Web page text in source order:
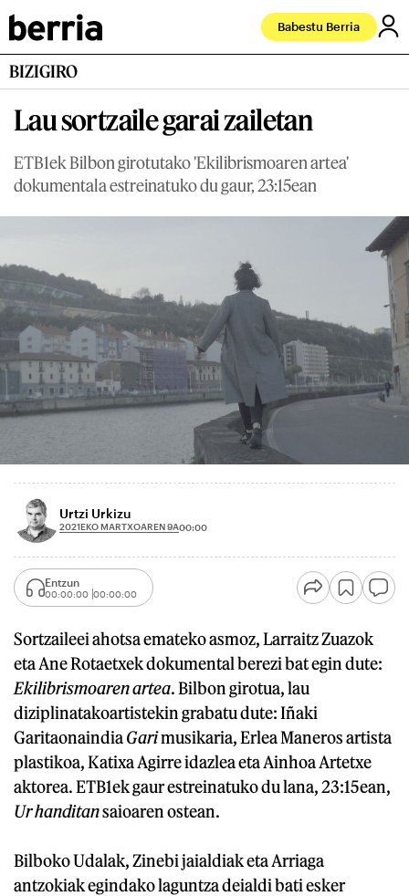
Babestu Berria
BIZIGIRO
Lau sortzaile garai zailetan
ETB1ek Bilbon girotutako 'Ekilibrismoaren artea'
dokumentala estreinatuko du gaur, 23:15ean
Urtzi Urkizu
2021EKO MARTXOAREN 9A00:00
Entzun
00:00:00 00:00:00
Sortzaileei ahotsa emateko asmoz, Larraitz Zuazok
eta Ane Rotaetxek dokumental berezi bat egin dute:
Ekilibrismoaren artea. Bilbon girotua, lau
diziplinatakoartistekin grabatu dute: Iñaki
GaritaonaindiaGarimusikaria, Erlea Maneros artista
plastikoa, Katixa Agirre idazlea eta Ainhoa Artetxe
aktorea. ETB1ek gaur estreinatuko du lana, 23:15ean,
Ur handitansaioaren ostean.
Bilboko Udalak, Zinebi jaialdiak eta Arriaga
antzokiak egindako laguntza deialdi bati esker